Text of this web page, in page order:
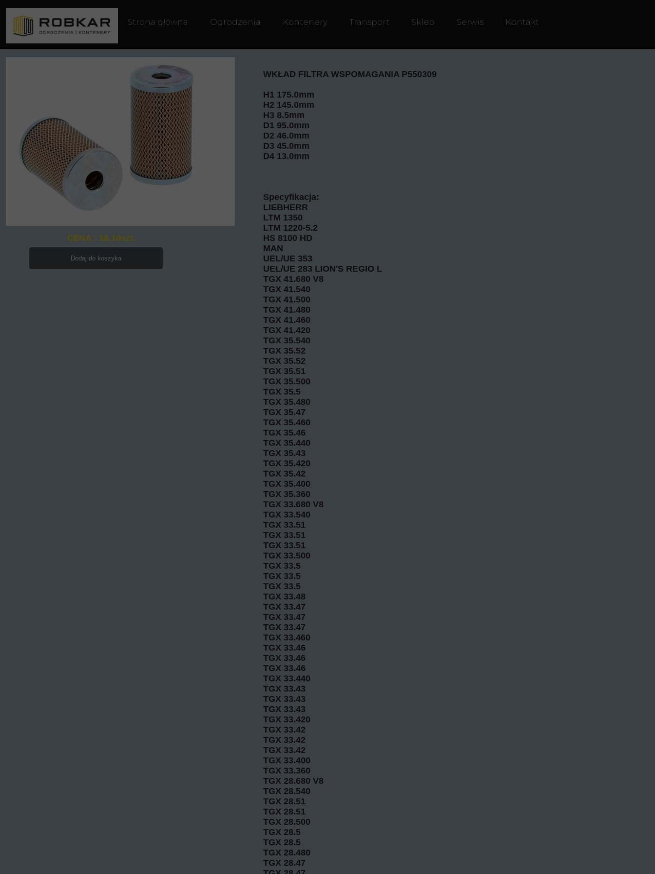
WKŁAD FILTRA WSPOMAGANIA P550309
H1 175.0mm
H2 145.0mm
H3 8.5mm
D1 95.0mm
D2 46.0mm
D3 45.0mm
D4 13.0mm
Specyfikacja:
LIEBHERR
LTM 1350
LTM 1220-5.2
HS 8100 HD
MAN
UEL/UE 353
UEL/UE 283 LION'S REGIO L
TGX 41.680 V8
TGX 41.540
TGX 41.500
TGX 41.480
TGX 41.460
TGX 41.420
TGX 35.540
TGX 35.52
TGX 35.52
TGX 35.51
TGX 35.500
TGX 35.5
TGX 35.480
TGX 35.47
TGX 35.460
TGX 35.46
TGX 35.440
TGX 35.43
TGX 35.420
TGX 35.42
TGX 35.400
TGX 35.360
TGX 33.680 V8
TGX 33.540
TGX 33.51
TGX 33.51
TGX 33.51
TGX 33.500
TGX 33.5
TGX 33.5
TGX 33.5
TGX 33.48
TGX 33.47
TGX 33.47
TGX 33.47
TGX 33.460
TGX 33.46
TGX 33.46
TGX 33.46
TGX 33.440
TGX 33.43
TGX 33.43
TGX 33.43
TGX 33.420
TGX 33.42
TGX 33.42
TGX 33.42
TGX 33.400
TGX 33.360
TGX 28.680 V8
TGX 28.540
TGX 28.51
TGX 28.51
TGX 28.500
TGX 28.5
TGX 28.5
TGX 28.480
TGX 28.47
CENA : 16,10szt.
Dodaj do koszyka
Strona główna Ogrodzenia Kontenery Transport Sklep Serwis Kontakt